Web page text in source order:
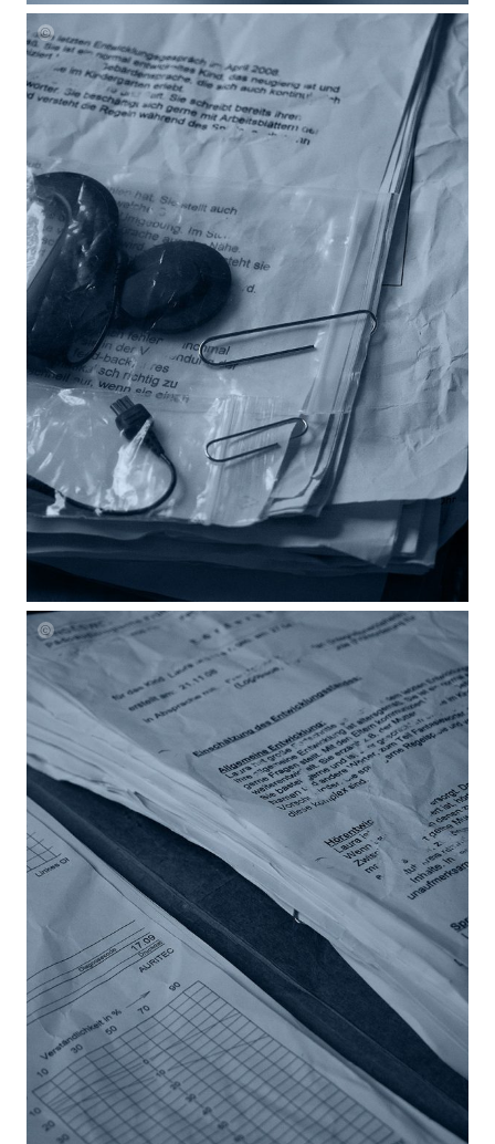
Laura
Mueller
Unheard
Blueprints
Laura
Mueller
Unheard
Blueprints